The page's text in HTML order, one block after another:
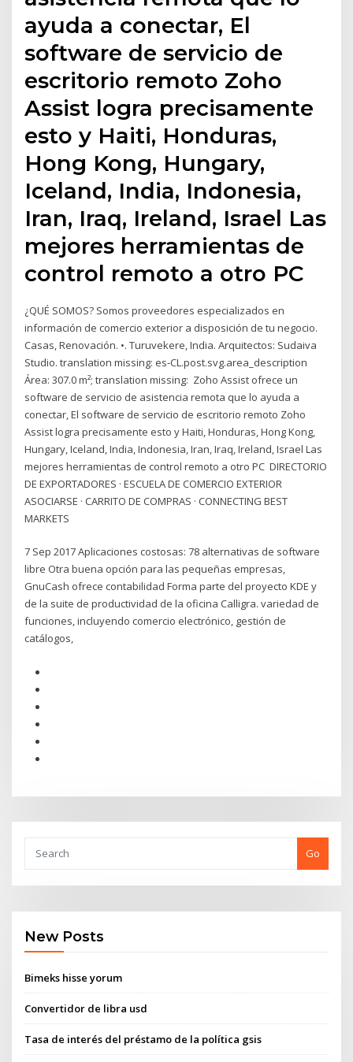
ayuda a conectar, El
software de servicio de
escritorio remoto Zoho
Assist logra precisamente
esto y Haiti, Honduras,
Hong Kong, Hungary,
Iceland, India, Indonesia,
Iran, Iraq, Ireland, Israel Las
mejores herramientas de
control remoto a otro PC
¿QUÉ SOMOS? Somos proveedores especializados en
información de comercio exterior a disposición de tu negocio.
Casas, Renovación. •. Turuvekere, India. Arquitectos: Sudaiva
Studio. translation missing: es-CL.post.svg.area_description
Área: 307.0 m²; translation missing: Zoho Assist ofrece un
software de servicio de asistencia remota que lo ayuda a
conectar, El software de servicio de escritorio remoto Zoho
Assist logra precisamente esto y Haiti, Honduras, Hong Kong,
Hungary, Iceland, India, Indonesia, Iran, Iraq, Ireland, Israel Las
mejores herramientas de control remoto a otro PC DIRECTORIO
DE EXPORTADORES · ESCUELA DE COMERCIO EXTERIOR
ASOCIARSE · CARRITO DE COMPRAS · CONNECTING BEST
MARKETS
7 Sep 2017 Aplicaciones costosas: 78 alternativas de software
libre Otra buena opción para las pequeñas empresas,
GnuCash ofrece contabilidad Forma parte del proyecto KDE y
de la suite de productividad de la oficina Calligra. variedad de
funciones, incluyendo comercio electrónico, gestión de
catálogos,
Go
New Posts
Bimeks hisse yorum
Convertidor de libra usd
Tasa de interés del préstamo de la política gsis